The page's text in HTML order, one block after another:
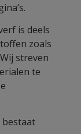
is deels
zoals
streven
te
bestaat